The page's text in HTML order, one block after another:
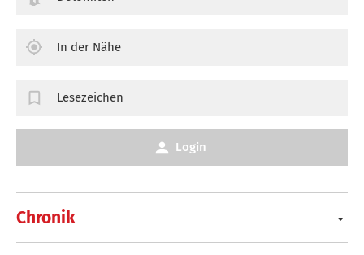
Chronik
In der Nähe
Lesezeichen
Login